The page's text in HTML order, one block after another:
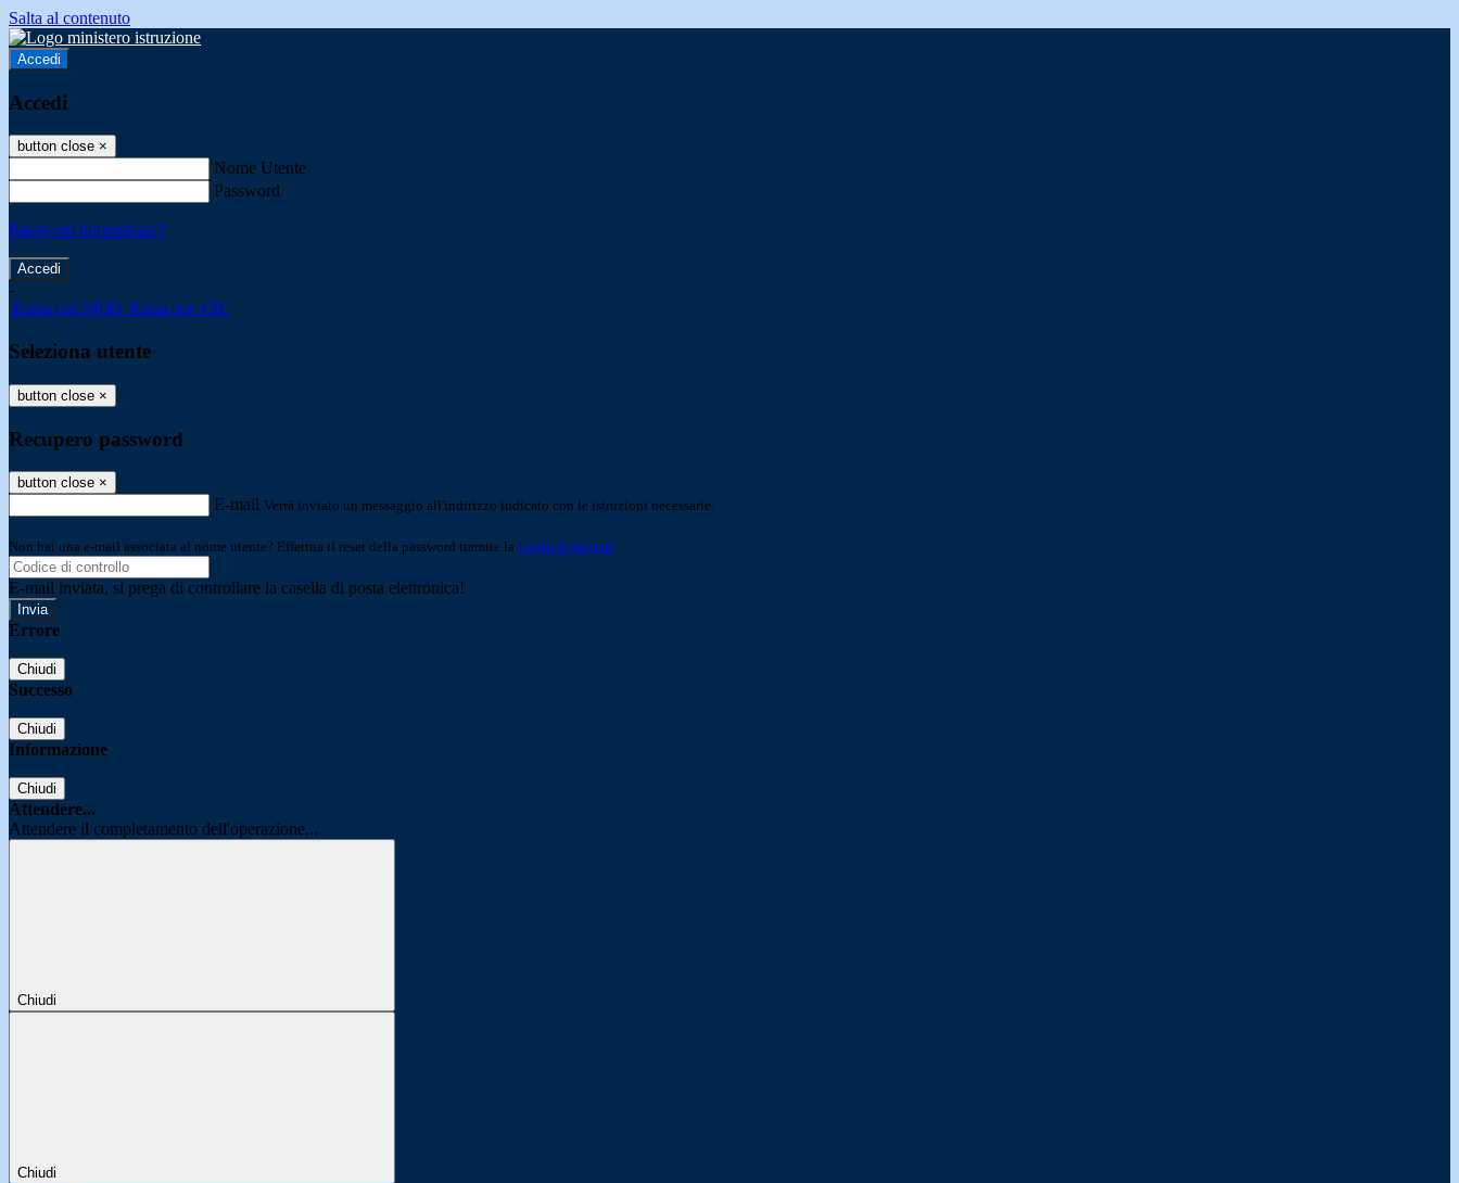
Salta al contenuto
Accedi
Accedi
button close ×
Nome Utente
Password
Password dimenticata?
-
Entra con SPID Entra con CIE
Seleziona utente
button close ×
Recupero password
button close ×
E-mail Verrà inviato un messaggio all'indirizzo indicato con le istruzioni necessarie.
Non hai una e-mail associata al nome utente? Effettua il reset della password tramite la Login Spaggiari
E-mail inviata, si prega di controllare la casella di posta elettronica!
Errore
Chiudi
Successo
Chiudi
Informazione
Chiudi
Attendere...
Attendere il completamento dell'operazione...
Chiudi
Chiudi